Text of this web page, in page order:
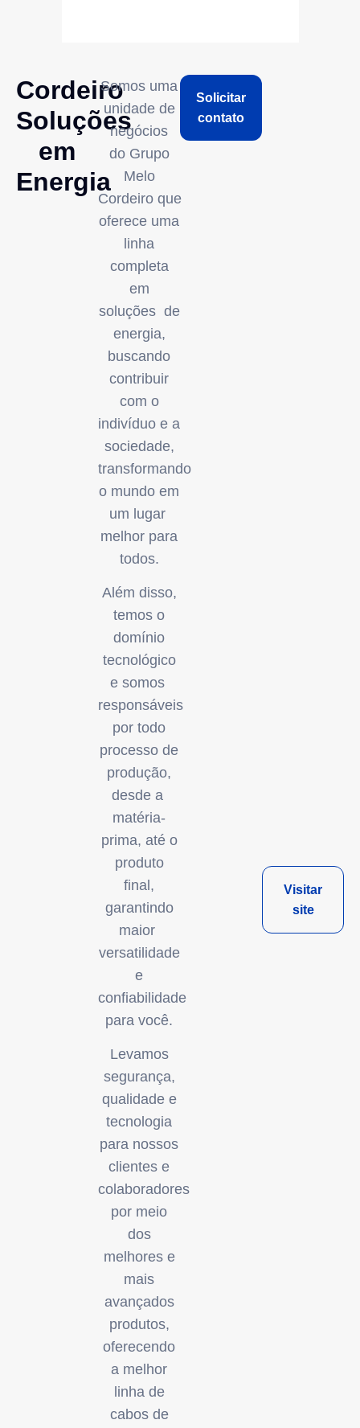
Cordeiro
Soluções
em
Energia
Somos uma
unidade de
negócios
do Grupo
Melo
Cordeiro que
oferece uma
linha
completa
em
soluções de
energia,
buscando
contribuir
com o
indivíduo e a
sociedade,
transformando
o mundo em
um lugar
melhor para
todos.
Além disso,
temos o
domínio
tecnológico
e somos
responsáveis
por todo
processo de
produção,
desde a
matéria-
prima, até o
produto
final,
garantindo
maior
versatilidade
e
confiabilidade
para você.
Levamos
segurança,
qualidade e
tecnologia
para nossos
clientes e
colaboradores
por meio
dos
melhores e
mais
avançados
produtos,
oferecendo
a melhor
linha de
cabos de
Solicitar
contato
Visitar
site